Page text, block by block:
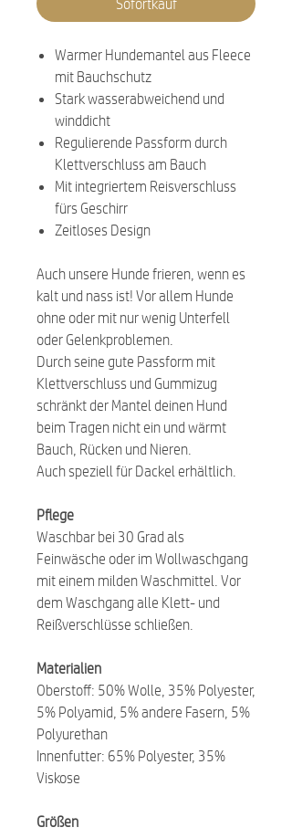
Warmer Hundemantel aus Fleece
mit Bauchschutz
Stark wasserabweichend und
winddicht
Regulierende Passform durch
Klettverschluss am Bauch
Mit integriertem Reisverschluss
fürs Geschirr
Zeitloses Design
Auch unsere Hunde frieren, wenn es
kalt und nass ist! Vor allem Hunde
ohne oder mit nur wenig Unterfell
oder Gelenkproblemen.
Durch seine gute Passform mit
Klettverschluss und Gummizug
schränkt der Mantel deinen Hund
beim Tragen nicht ein und wärmt
Bauch, Rücken und Nieren.
Auch speziell für Dackel erhältlich.
Pflege
Waschbar bei 30 Grad als
Feinwäsche oder im Wollwaschgang
mit einem milden Waschmittel. Vor
dem Waschgang alle Klett- und
Reißverschlüsse schließen.
Materialien
Oberstoff: 50% Wolle, 35% Polyester,
5% Polyamid, 5% andere Fasern, 5%
Polyurethan
Innenfutter: 65% Polyester, 35%
Viskose
Größen